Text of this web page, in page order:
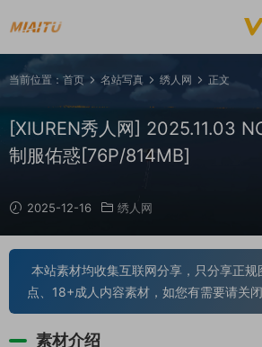
当前位置： 首页 名站写真 绣人网 正文
[XIUREN秀人网] 2025.11.03
制服佑惑[76P/814MB]
2025-12-16 绣人网
本站素材均收集互联网分享，只分享正规
点、18+成人内容素材，如您有需要请关
素材介绍